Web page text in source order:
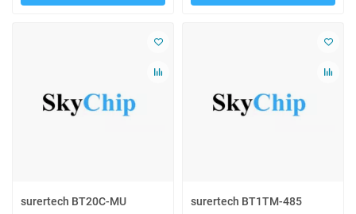
surertech BT20C-MU surertech BT1TM-485